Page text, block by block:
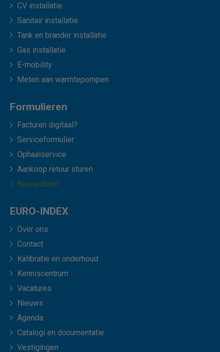
CV installatie
Sanitair installatie
Tank en brander installatie
Gas installatie
E-mobility
Meten aan warmtepompen
Formulieren
Facturen digitaal?
Serviceformulier
Ophaalservice
Aankoop retour sturen
Nieuwsbrief
EURO-INDEX
Over ons
Contact
Kalibratie en onderhoud
Kenniscentrum
Vacatures
Nieuws
Agenda
Catalogi en documentatie
Vestigingen